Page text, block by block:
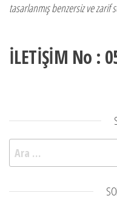
tasarlanmış benzersiz ve
İLETİŞİM No :
Arama: